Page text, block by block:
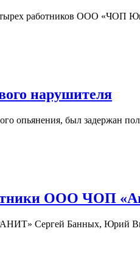
работников ООО «ЧОП
нарушителя
опьянения, был
ООО ЧОП
Сергей Банных, Юрий